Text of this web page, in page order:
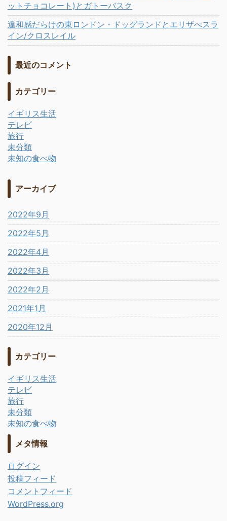
ットチョコレート)とガトーバスク
違和感だらけの東ロンドン・ドッグランドとエリザべスラ
イン/クロスレイル
最近のコメント
カテゴリー
イギリス生活
テレビ
旅行
未分類
未知の食べ物
アーカイブ
2022年9月
2022年5月
2022年4月
2022年3月
2022年2月
2021年1月
2020年12月
カテゴリー
イギリス生活
テレビ
旅行
未分類
未知の食べ物
メタ情報
ログイン
投稿フィード
コメントフィード
WordPress.org